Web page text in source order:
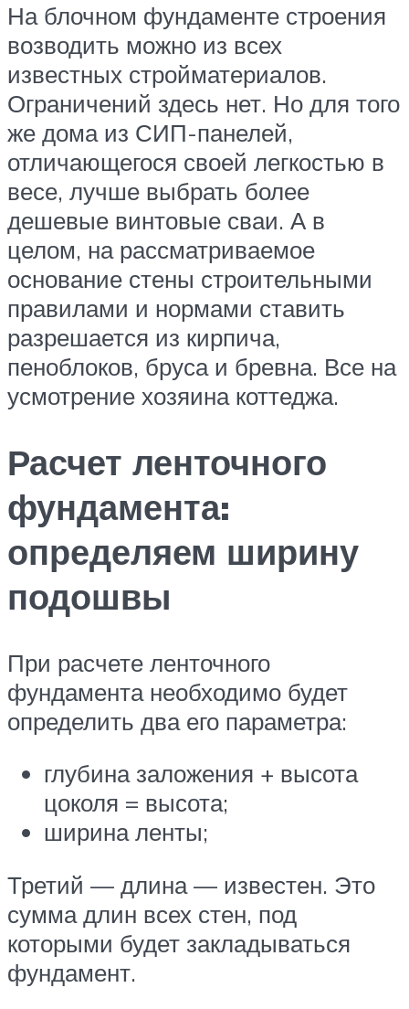
На блочном фундаменте строения
возводить можно из всех
известных стройматериалов.
Ограничений здесь нет. Но для того
же дома из СИП-панелей,
отличающегося своей легкостью в
весе, лучше выбрать более
дешевые винтовые сваи. А в
целом, на рассматриваемое
основание стены строительными
правилами и нормами ставить
разрешается из кирпича,
пеноблоков, бруса и бревна. Все на
усмотрение хозяина коттеджа.
Расчет ленточного
фундамента:
определяем ширину
подошвы
При расчете ленточного
фундамента необходимо будет
определить два его параметра:
глубина заложения + высота
цоколя = высота;
ширина ленты;
Третий — длина — известен. Это
сумма длин всех стен, под
которыми будет закладываться
фундамент.